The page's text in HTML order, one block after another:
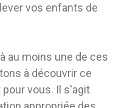
vos enfants de
au moins une de ces
à découvrir ce
vous. Il s'agit